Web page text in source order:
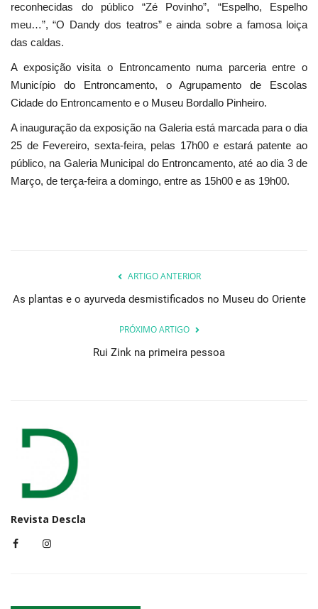
reconhecidas do público “Zé Povinho”, “Espelho, Espelho
meu…”, “O Dandy dos teatros” e ainda sobre a famosa loiça
das caldas.
A exposição visita o Entroncamento numa parceria entre o
Município do Entroncamento, o Agrupamento de Escolas
Cidade do Entroncamento e o Museu Bordallo Pinheiro.
A inauguração da exposição na Galeria está marcada para o dia
25 de Fevereiro, sexta-feira, pelas 17h00 e estará patente ao
público, na Galeria Municipal do Entroncamento, até ao dia 3 de
Março, de terça-feira a domingo, entre as 15h00 e as 19h00.
ARTIGO ANTERIOR
As plantas e o ayurveda desmistificados no Museu do Oriente
PRÓXIMO ARTIGO
Rui Zink na primeira pessoa
Revista Descla